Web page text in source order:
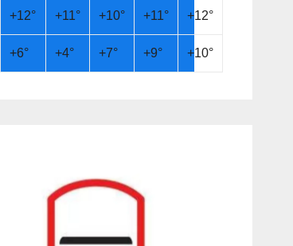
+12° +11° +10° +11° +12°
+6° +4° +7° +9° +10°